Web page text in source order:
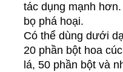
tác dụng mạnh
bọ phá hoại.
Có thể dùng dưới
20 phần bột hoa
lá, 50 phần bột và